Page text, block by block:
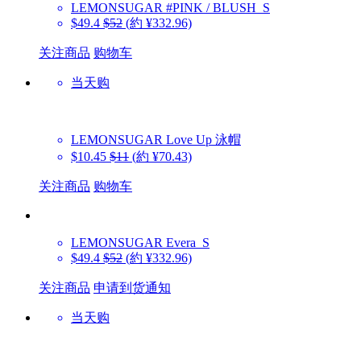
LEMONSUGAR #PINK / BLUSH_S
$49.4 $52 (約 ¥332.96)
关注商品 购物车
当天购
LEMONSUGAR Love Up 泳帽
$10.45 $11 (約 ¥70.43)
关注商品 购物车
LEMONSUGAR Evera_S
$49.4 $52 (約 ¥332.96)
关注商品 申请到货通知
当天购